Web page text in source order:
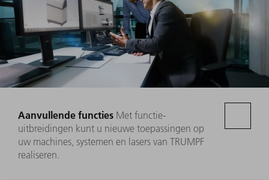
Aanvullende functies Met functie-
uitbreidingen kunt u nieuwe toepassingen op
uw machines, systemen en lasers van TRUMPF
realiseren.